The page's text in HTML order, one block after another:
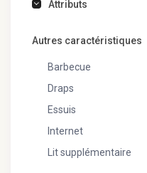
Attributs
Autres caractéristiques
Barbecue
Draps
Essuis
Internet
Lit supplémentaire